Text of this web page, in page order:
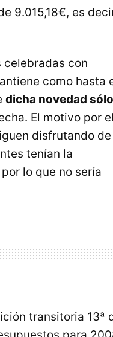
9.015,18€, es
celebradas con
como hasta
dicha novedad sólo
El motivo por el
disfrutando de
tenían la
lo que no sería
transitoria 13ª